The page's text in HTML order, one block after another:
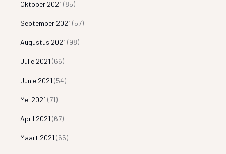
Oktober 2021 (85)
September 2021 (57)
Augustus 2021 (98)
Julie 2021 (66)
Junie 2021 (54)
Mei 2021 (71)
April 2021 (67)
Maart 2021 (65)